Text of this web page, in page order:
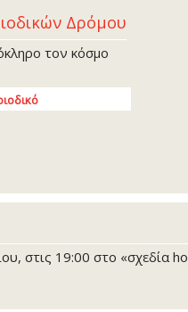
Δρόμου
τον κόσμο
στις 19:00 στο «σχεδία